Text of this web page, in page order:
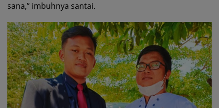
sana,” imbuhnya santai.